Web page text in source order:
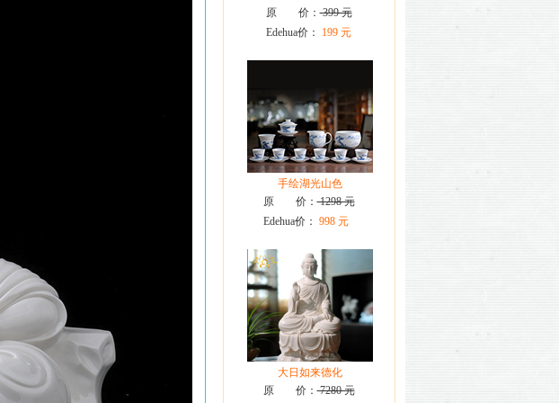
原 价：399 元
Edehua价：
199 元
手绘湖光山色
原 价：1298 元
Edehua价： 998 元
大日如来德化
原 价：7280 元